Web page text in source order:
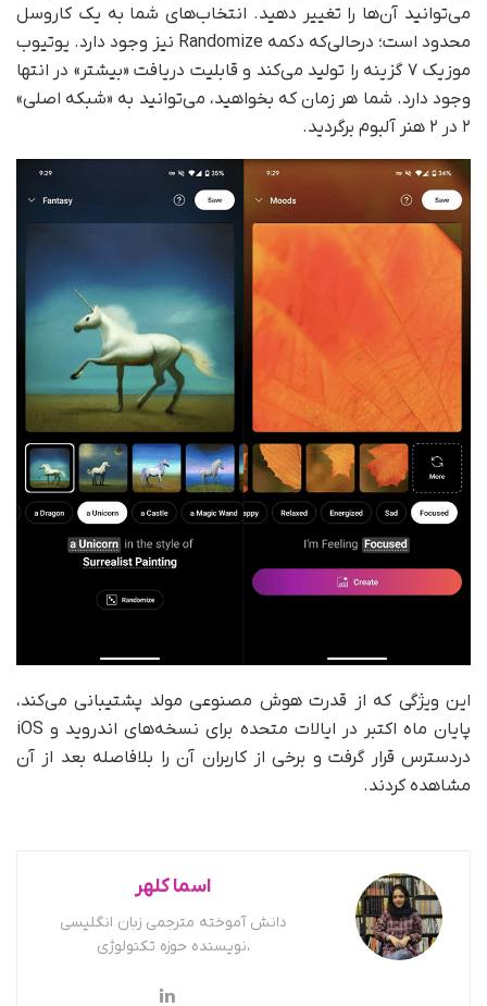
می‌توانید آن‌ها را تغییر دهید. انتخاب‌های شما به یک کاروسل
محدود است؛ در‌حالی‌که دکمه Randomize نیز وجود دارد. یوتیوب
موزیک ۷ گزینه را تولید می‌کند و قابلیت دریافت «بیشتر» در انتها
وجود دارد. شما هر زمان که بخواهید، می‌توانید به «شبکه اصلی»
۲ در ۲ هنر آلبوم برگردید.
این ویژگی که از قدرت هوش مصنوعی مولد پشتیبانی می‌کند،
پایان ماه اکتبر در ایالات متحده برای نسخه‌های اندروید و iOS
دردسترس قرار گرفت و برخی از کاربران آن را بلافاصله بعد از آن
مشاهده کردند.
اسما کلهر
دانش آموخته مترجمی زبان انگلیسی
،نویسنده حوزه تکنولوژی